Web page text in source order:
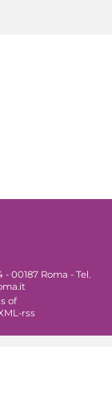
00187 Roma - Tel.
of
rss